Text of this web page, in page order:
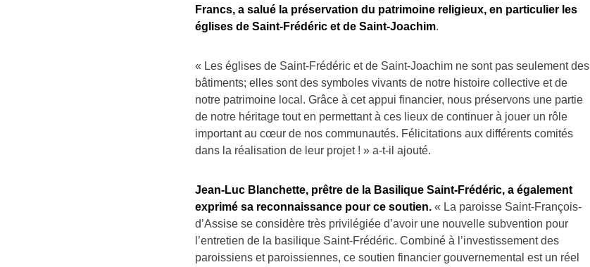
Francs, a salué la préservation du patrimoine religieux, en particulier les
églises de Saint-Frédéric et de Saint-Joachim.
« Les églises de Saint-Frédéric et de Saint-Joachim ne sont pas seulement des
bâtiments; elles sont des symboles vivants de notre histoire collective et de
notre patrimoine local. Grâce à cet appui financier, nous préservons une partie
de notre héritage tout en permettant à ces lieux de continuer à jouer un rôle
important au cœur de nos communautés. Félicitations aux différents comités
dans la réalisation de leur projet ! » a-t-il ajouté.
Jean-Luc Blanchette, prêtre de la Basilique Saint-Frédéric, a également
exprimé sa reconnaissance pour ce soutien. « La paroisse Saint-François-
d’Assise se considère très privilégiée d’avoir une nouvelle subvention pour
l’entretien de la basilique Saint-Frédéric. Combiné à l’investissement des
paroissiens et paroissiennes, ce soutien financier gouvernemental est un réel